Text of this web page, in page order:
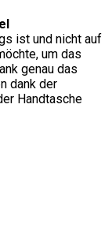
ist und nicht auf
um das
genau das
dank der
Handtasche